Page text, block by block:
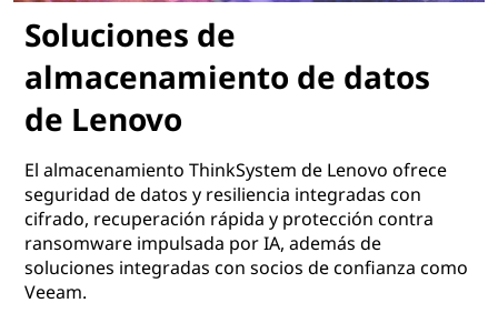
Soluciones de
almacenamiento de datos
de Lenovo
El almacenamiento ThinkSystem de Lenovo ofrece
seguridad de datos y resiliencia integradas con
cifrado, recuperación rápida y protección contra
ransomware impulsada por IA, además de
soluciones integradas con socios de confianza como
Veeam.